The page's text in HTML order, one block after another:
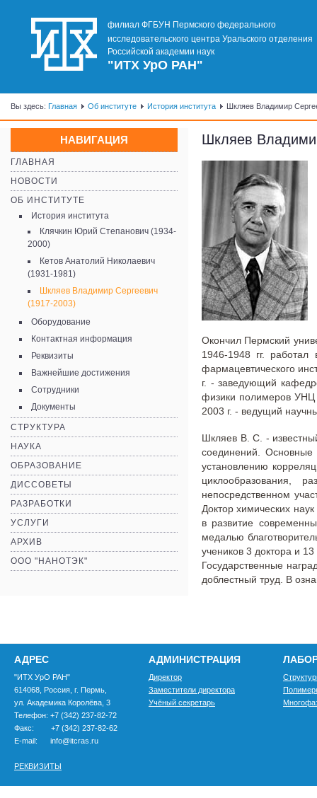
филиал ФГБУН Пермского федерального
исследовательского центра Уральского отделения
Российской академии наук
"ИТХ УрО РАН"
Вы здесь: Главная Об институте История института Шкляев Владимир
НАВИГАЦИЯ
ГЛАВНАЯ
НОВОСТИ
ОБ ИНСТИТУТЕ
История института
Клячкин Юрий Степанович (1934-
2000)
Кетов Анатолий Николаевич
(1931-1981)
Шкляев Владимир Сергеевич
(1917-2003)
Оборудование
Контактная информация
Реквизиты
Важнейшие достижения
Сотрудники
Документы
СТРУКТУРА
НАУКА
ОБРАЗОВАНИЕ
ДИССОВЕТЫ
РАЗРАБОТКИ
УСЛУГИ
АРХИВ
ООО "НАНОТЭК"
Шкляев
Окончил Пермский
1946-1948 гг.
фармацевтического
г. - заведующий
физики полимеров УНЦ
2003 г. - ведущий
Шкляев В. С. -
соединений. Основные
установлению
циклообразования,
непосредственном
Доктор химических
в развитие
медалью
учеников 3 доктора и
Государственные
доблестный труд. В
АДРЕС
"ИТХ УрО РАН"
614068, Россия, г. Пермь,
ул. Академика Королёва, 3
Телефон: +7 (342) 237-82-72
Факс: +7 (342) 237-82-62
E-mail: info@itcras.ru
РЕКВИЗИТЫ
АДМИНИСТРАЦИЯ
Директор
Заместители директора
Учёный секретарь